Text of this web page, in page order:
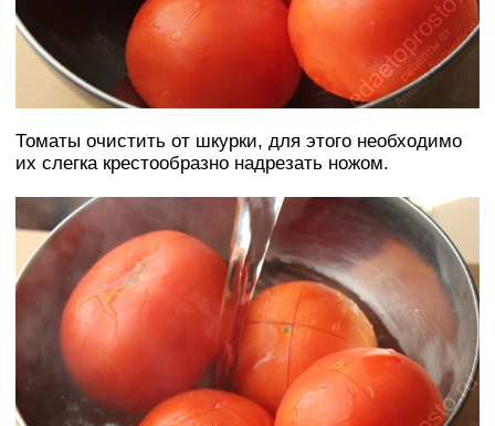
Томаты очистить от шкурки, для этого необходимо
их слегка крестообразно надрезать ножом.